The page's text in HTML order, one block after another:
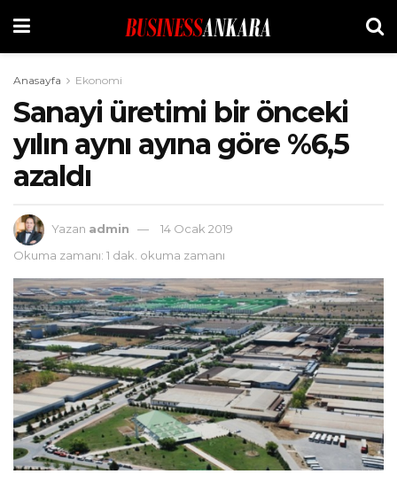
Anasayfa Ekonomi
Sanayi üretimi bir önceki
yılın aynı ayına göre %6,5
azaldı
Yazan admin
14 Ocak 2019
Okuma zamanı: 1 dak. okuma zamanı